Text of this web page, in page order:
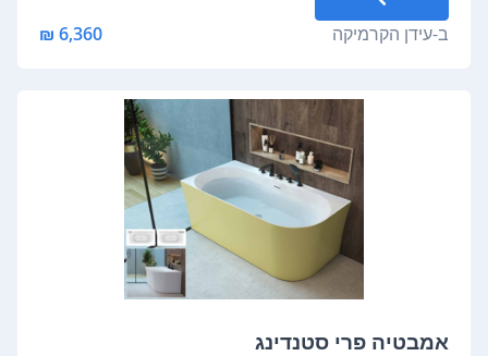
ב-עידן הקרמיקה 6,360 ₪
אמבטיה פרי סטנדינג